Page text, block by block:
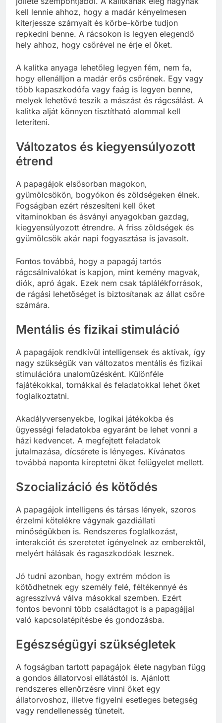
kell lennie ahhoz, hogy a madár kényelmesen
kiterjessze szárnyait és körbe-körbe tudjon
repkedni benne. A rácsokon is legyen elegendő
hely ahhoz, hogy csőrével ne érje el őket.
A kalitka anyaga lehetőleg legyen fém, nem fa,
hogy ellenálljon a madár erős csőrének. Egy vagy
több kapaszkodófa vagy faág is legyen benne,
melyek lehetővé teszik a mászást és rágcsálást. A
kalitka alját könnyen tisztítható alommal kell
leteríteni.
Változatos és kiegyensúlyozott
étrend
A papagájok elsősorban magokon,
gyümölcsökön, bogyókon és zöldségeken élnek.
Fogságban ezért részesíteni kell őket
vitaminokban és ásványi anyagokban gazdag,
kiegyensúlyozott étrendre. A friss zöldségek és
gyümölcsök akár napi fogyasztása is javasolt.
Fontos továbbá, hogy a papagáj tartós
rágcsálnivalókat is kapjon, mint kemény magvak,
diók, apró ágak. Ezek nem csak táplálékforrások,
de rágási lehetőséget is biztosítanak az állat csőre
számára.
Mentális és fizikai stimuláció
A papagájok rendkívül intelligensek és aktívak, így
nagy szükségük van változatos mentális és fizikai
stimulációra unaloműzésként. Különféle
fajátékokkal, tornákkal és feladatokkal lehet őket
foglalkoztatni.
Akadályversenyekbe, logikai játékokba és
ügyességi feladatokba egyaránt be lehet vonni a
házi kedvencet. A megfejtett feladatok
jutalmazása, dícsérete is lényeges. Kívánatos
továbbá naponta kireptetni őket felügyelet mellett.
Szocializáció és kötődés
A papagájok intelligens és társas lények, szoros
érzelmi kötelékre vágynak gazdiállati
minőségükben is. Rendszeres foglalkozást,
interakciót és szeretetet igényelnek az emberektől,
melyért hálásak és ragaszkodóak lesznek.
Jó tudni azonban, hogy extrém módon is
kötődhetnek egy személy felé, féltékennyé és
agresszívvá válva másokkal szemben. Ezért
fontos bevonni több családtagot is a papagájjal
való kapcsolatépítésbe és gondozásba.
Egészségügyi szükségletek
A fogságban tartott papagájok élete nagyban függ
a gondos állatorvosi ellátástól is. Ajánlott
rendszeres ellenőrzésre vinni őket egy
állatorvoshoz, illetve figyelni esetleges betegség
vagy rendellenesség tüneteit.